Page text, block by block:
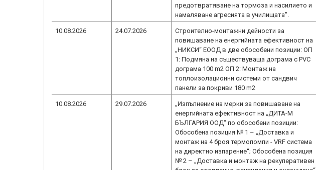
предотвратяване на тормоза и насилието и
намаляване агресията в училищата".
10.08.2026 24.07.2026
Строително-монтажни дейности за
повишаване на енергийната ефективност на
„НИКСИ“ ЕООД в две обособени позиции: ОП
1: Подмяна на съществуваща дограма с PVC
дограма 100 m2 ОП 2: Монтаж на
топлоизолационни системи от сандвич
панели за покриви 180 m2
10.08.2026 29.07.2026
„Изпълнение на мерки за повишаване на
енергийната ефективност на „ДИТА-М
БЪЛГАРИЯ ООД“ по обособени позиции:
Обособена позиция № 1 – „Доставка и
монтаж на 4 броя термопомпи - VRF система
на директно изпарение“; Обособена позиция
№ 2 – „Доставка и монтаж на рекуперативен